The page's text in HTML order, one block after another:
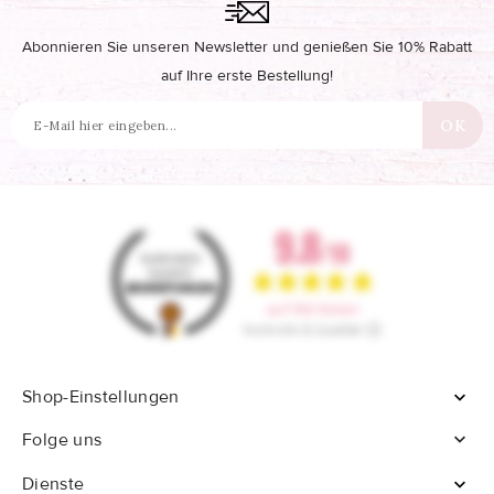
Abonnieren Sie unseren Newsletter und genießen Sie 10% Rabatt
auf Ihre erste Bestellung!
Shop-Einstellungen

Folge uns

Dienste
